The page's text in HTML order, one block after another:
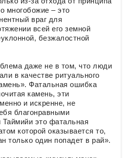
многобожие – это
враг для
всей его земной
безжалостной
даже не в том, что люди
в качестве ритуального
Фатальная ошибка
камень, эти
и искренне, не
благонравными
это фатальная
которой оказывается то,
только один попадет в рай».